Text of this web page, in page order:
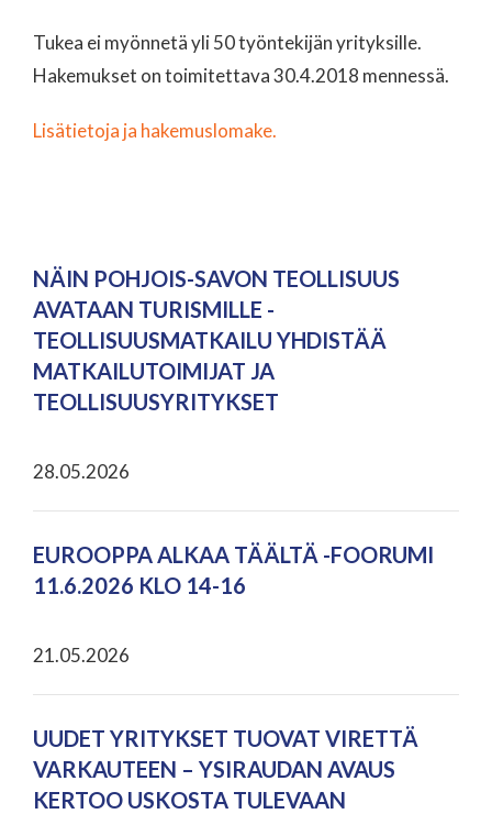
Tukea ei myönnetä yli 50 työntekijän yrityksille.
Hakemukset on toimitettava 30.4.2018 mennessä.
Lisätietoja ja hakemuslomake.
NÄIN POHJOIS-SAVON TEOLLISUUS
AVATAAN TURISMILLE -
TEOLLISUUSMATKAILU YHDISTÄÄ
MATKAILUTOIMIJAT JA
TEOLLISUUSYRITYKSET
28.05.2026
EUROOPPA ALKAA TÄÄLTÄ -FOORUMI
11.6.2026 KLO 14-16
21.05.2026
UUDET YRITYKSET TUOVAT VIRETTÄ
VARKAUTEEN – YSIRAUDAN AVAUS
KERTOO USKOSTA TULEVAAN